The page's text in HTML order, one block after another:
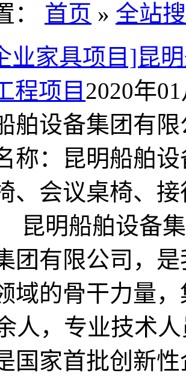
： 首页 » 全站
业家具项目]昆
程项目 2020年
舶设备集团有
称：昆明船舶
、会议桌椅、
昆明船舶设备
团有限公司，
域的骨干力量
人，专业技术
国家首批创新